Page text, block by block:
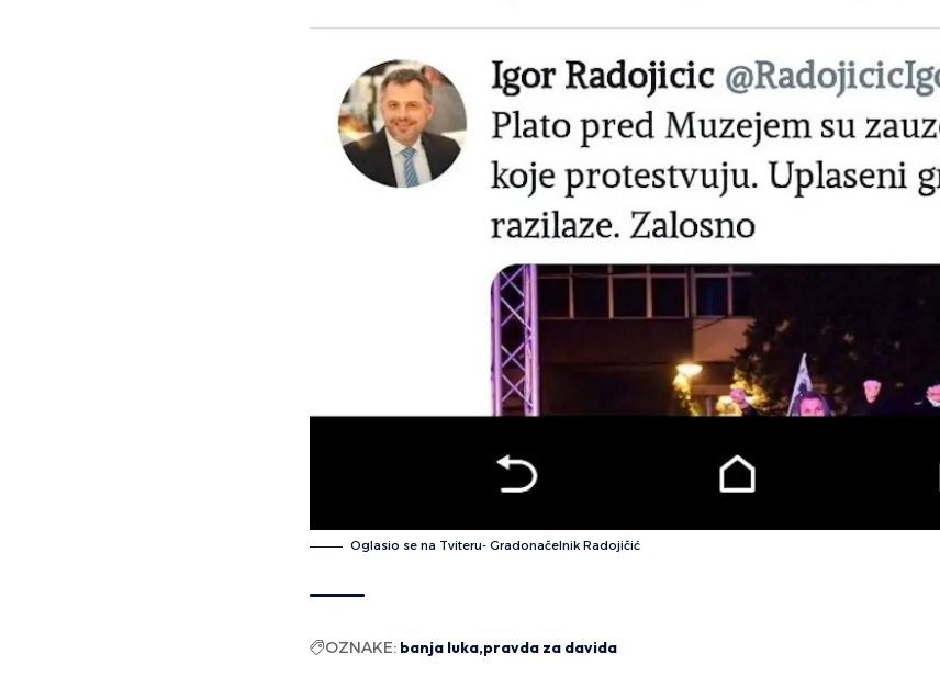
Oglasio se na Tviteru- Gradonačelnik Radojičić
OZNAKE: banja luka pravda za davida